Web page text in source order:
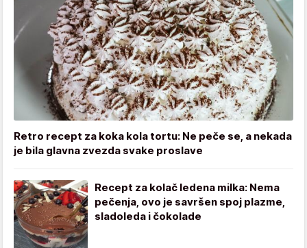
Retro recept za koka kola tortu: Ne peče se, a nekada
je bila glavna zvezda svake proslave
Recept za kolač ledena milka: Nema
pečenja, ovo je savršen spoj plazme,
sladoleda i čokolade